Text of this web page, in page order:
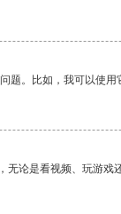
题。比如，我可以使用
论是看视频、玩游戏